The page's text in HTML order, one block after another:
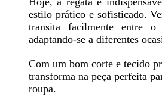
estilo prático e sofisticado.
transita facilmente entre
adaptando-se a diferentes
Com um bom corte e tecido
transforma na peça perfeita
roupa.